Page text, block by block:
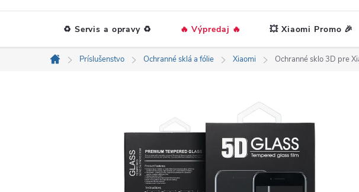
♻️ Servis a opravy ♻️ 🔥 Výpredaj 🔥 💥 Xiaomi Promo 🎉
Domov
Príslušenstvo Ochranné sklá a fólie Xiaomi Ochranné sklo 3D pre